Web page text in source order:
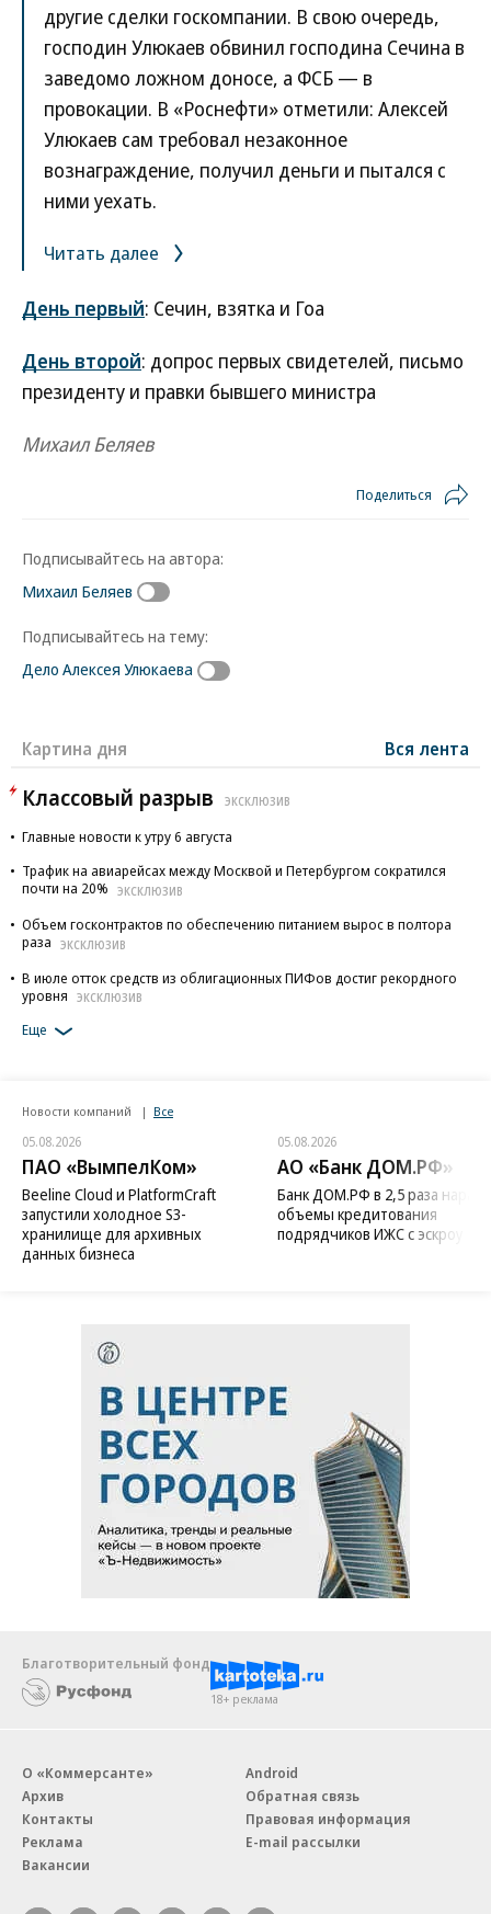
другие сделки госкомпании. В свою очередь,
господин Улюкаев обвинил господина Сечина в
заведомо ложном доносе, а ФСБ — в
провокации. В «Роснефти» отметили: Алексей
Улюкаев сам требовал незаконное
вознаграждение, получил деньги и пытался с
ними уехать.
Читать далее
День первый: Сечин, взятка и Гоа
День второй: допрос первых свидетелей, письмо
президенту и правки бывшего министра
Михаил Беляев
Поделиться
Подписывайтесь на автора:
Михаил Беляев
Подписывайтесь на тему:
Дело Алексея Улюкаева
Картина дня Вся лента
Классовый разрыв ЭКСКЛЮЗИВ
Главные новости к утру 6 августа
Трафик на авиарейсах между Москвой и Петербургом сократился
почти на 20%
ЭКСКЛЮЗИВ
Объем госконтрактов по обеспечению питанием вырос в полтора
раза
ЭКСКЛЮЗИВ
В июле отток средств из облигационных ПИФов достиг рекордного
уровня
ЭКСКЛЮЗИВ
Еще
Новости компаний Все
05.08.2026
ПАО «ВымпелКом»
Beeline Cloud и PlatformCraft
запустили холодное S3-
хранилище для архивных
данных бизнеса
05.08.2026
АО «Банк ДОМ.РФ»
Банк ДОМ.РФ в 2,5 раза
объемы кредитования
подрядчиков ИЖС с эскроу
Благотворительный фонд
18+ реклама
О «Коммерсанте»
Архив
Контакты
Реклама
Вакансии
Android
Обратная связь
Правовая информация
E-mail рассылки